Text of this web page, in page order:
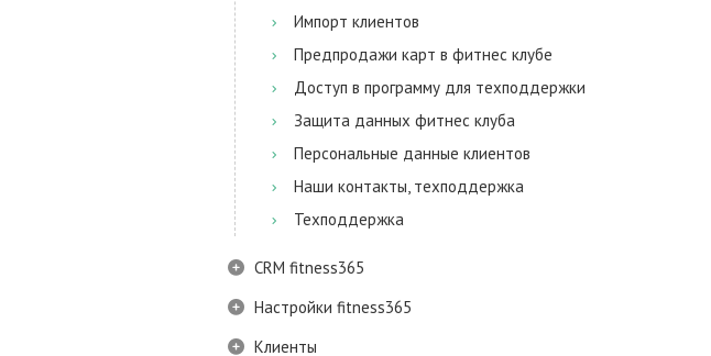
Импорт клиентов
Предпродажи карт в фитнес клубе
Доступ в программу для техподдержки
Защита данных фитнес клуба
Персональные данные клиентов
Наши контакты, техподдержка
Техподдержка
CRM fitness365
Настройки fitness365
Клиенты